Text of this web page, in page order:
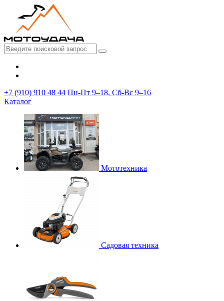
+7 (910) 910 48 44 Пн-Пт 9–18, Сб-Вс 9–16
Каталог
Мототехника
Садовая техника